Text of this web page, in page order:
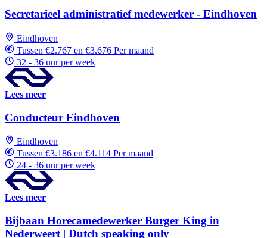
Secretarieel administratief medewerker - Eindhoven
Eindhoven
Tussen €2.767 en €3.676 Per maand
32 - 36 uur per week
Lees meer
Conducteur Eindhoven
Eindhoven
Tussen €3.186 en €4.114 Per maand
24 - 36 uur per week
Lees meer
Bijbaan Horecamedewerker Burger King in
Nederweert | Dutch speaking only